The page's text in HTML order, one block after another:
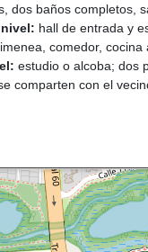
dos baños completos,
hall de entrada y
comedor, cocina
estudio o alcoba; dos
comparten con el